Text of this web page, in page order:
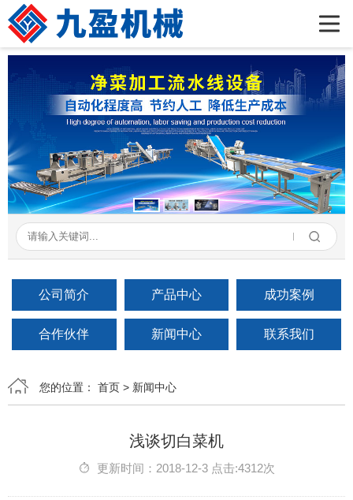
公司简介
产品展示
新闻资讯
成功案例
在线留言
联系我们
公司简介 产品中心 成功案例
合作伙伴 新闻中心 联系我们
您的位置： 首页 > 新闻中心
浅谈切白菜机
更新时间：2018-12-3 点击:4312次